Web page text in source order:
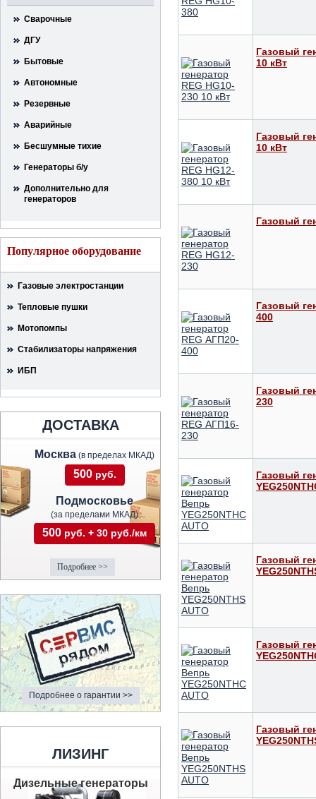
Сварочные
ДГУ
Бытовые
Автономные
Резервные
Аварийные
Бесшумные тихие
Генераторы б/у
Дополнительно для
генераторов
Популярное оборудование
Газовые электростанции
Тепловые пушки
Мотопомпы
Стабилизаторы напряжения
ИБП
ДОСТАВКА
Москва (в пределах МКАД)
500 руб.
Подмосковье
(за пределами МКАД)
500 руб. + 30 руб./км
Подробнее >>
Подробнее о гарантии >>
ЛИЗИНГ
Дизельные генераторы
Газовый
10 кВт
Газовый
10 кВт
Газовый
Газовый
400
Газовый
230
Газовый
Газовый
Газовый
Газовый